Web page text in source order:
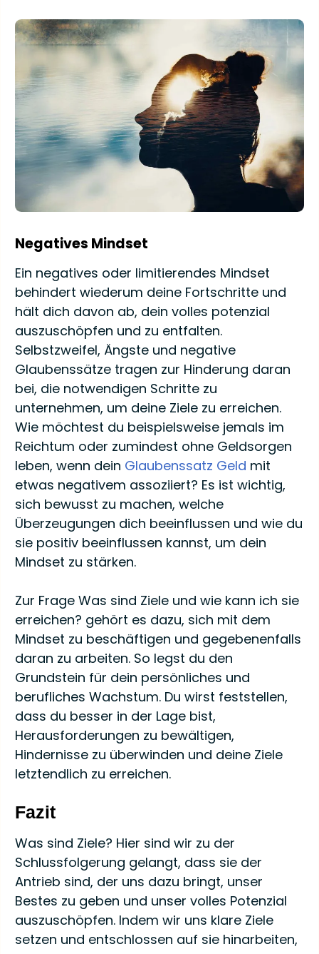
Negatives Mindset
Ein negatives oder limitierendes Mindset
behindert wiederum deine Fortschritte und
hält dich davon ab, dein volles potenzial
auszuschöpfen und zu entfalten.
Selbstzweifel, Ängste und negative
Glaubenssätze tragen zur Hinderung daran
bei, die notwendigen Schritte zu
unternehmen, um deine Ziele zu erreichen.
Wie möchtest du beispielsweise jemals im
Reichtum oder zumindest ohne Geldsorgen
leben, wenn dein Glaubenssatz Geld mit
etwas negativem assoziiert? Es ist wichtig,
sich bewusst zu machen, welche
Überzeugungen dich beeinflussen und wie du
sie positiv beeinflussen kannst, um dein
Mindset zu stärken.
Zur Frage Was sind Ziele und wie kann ich sie
erreichen? gehört es dazu, sich mit dem
Mindset zu beschäftigen und gegebenenfalls
daran zu arbeiten. So legst du den
Grundstein für dein persönliches und
berufliches Wachstum. Du wirst feststellen,
dass du besser in der Lage bist,
Herausforderungen zu bewältigen,
Hindernisse zu überwinden und deine Ziele
letztendlich zu erreichen.
Fazit
Was sind Ziele? Hier sind wir zu der
Schlussfolgerung gelangt, dass sie der
Antrieb sind, der uns dazu bringt, unser
Bestes zu geben und unser volles Potenzial
auszuschöpfen. Indem wir uns klare Ziele
setzen und entschlossen auf sie hinarbeiten,